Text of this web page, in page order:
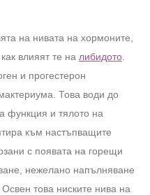
на нивата на хормоните,
влияят те на либидото
и прогестерон
Това води до
функция и тялото на
към настъпващите
с появата на горещи
нежелано напълняване
това ниските нива на